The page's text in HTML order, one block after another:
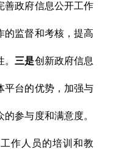
善政府信息公开工作
的监督和考核，提高
三是创新政府信息
平台的优势，加强与
参与度和满意度。
作人员的培训和教